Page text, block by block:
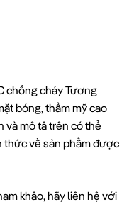
chống cháy Tương
bóng, thẩm mỹ cao
và mô tả trên có thể
thức về sản phẩm được
khảo, hãy liên hệ với